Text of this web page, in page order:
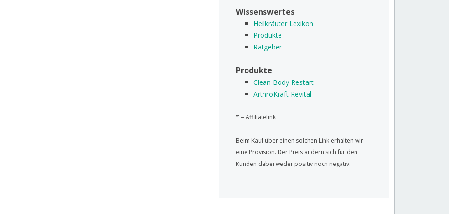
Wissenswertes
Heilkräuter Lexikon
Produkte
Ratgeber
Produkte
Clean Body Restart
ArthroKraft Revital
* = Affiliatelink
Beim Kauf über einen solchen Link erhalten wir
eine Provision. Der Preis ändern sich für den
Kunden dabei weder positiv noch negativ.